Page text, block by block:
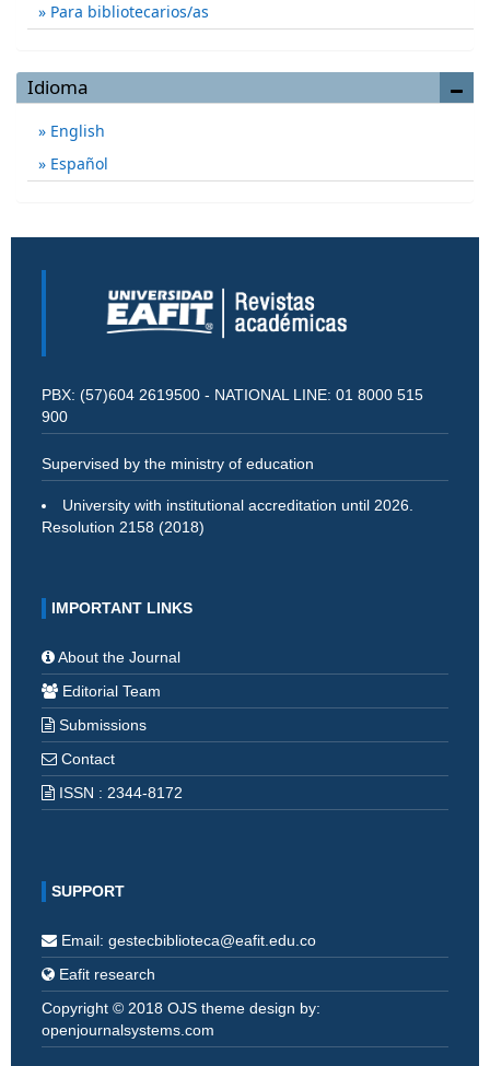
Para bibliotecarios/as
Idioma
English
Español
PBX: (57)604 2619500 - NATIONAL LINE: 01 8000 515
900
Supervised by the ministry of education
University with institutional accreditation until 2026.
Resolution 2158 (2018)
IMPORTANT LINKS
About the Journal
Editorial Team
Submissions
Contact
ISSN : 2344-8172
SUPPORT
Email: gestecbiblioteca@eafit.edu.co
Eafit research
Copyright © 2018 OJS theme design by:
openjournalsystems.com